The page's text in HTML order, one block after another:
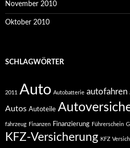
November 2010
Oktober 2010
SCHLAGWÖRTER
2011 Auto Autobatterie autofahren
Autos Autoteile
fahrzeug Finanzen Finanzierung Führerschein
KFZ-Versicherung KFZ